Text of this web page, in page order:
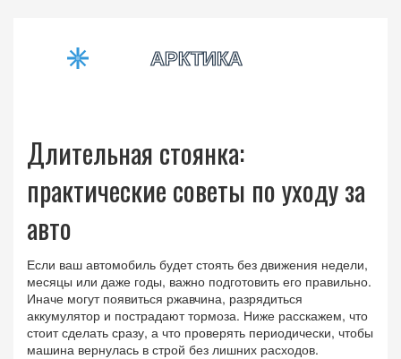
Длительная стоянка:
практические советы по уходу за
авто
Если ваш автомобиль будет стоять без движения недели,
месяцы или даже годы, важно подготовить его правильно.
Иначе могут появиться ржавчина, разрядиться
аккумулятор и пострадают тормоза. Ниже расскажем, что
стоит сделать сразу, а что проверять периодически, чтобы
машина вернулась в строй без лишних расходов.